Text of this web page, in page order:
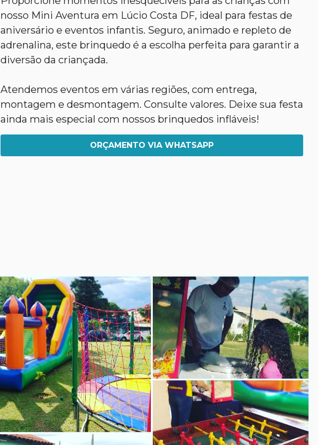
nosso Mini Aventura em Lúcio Costa DF, ideal para festas de
aniversário e eventos infantis. Seguro, animado e repleto de
adrenalina, este brinquedo é a escolha perfeita para garantir a
diversão da criançada.
Atendemos eventos em várias regiões, com entrega,
montagem e desmontagem. Consulte valores. Deixe sua festa
ainda mais especial com nossos brinquedos infláveis!
ORÇAMENTO VIA WHATSAPP